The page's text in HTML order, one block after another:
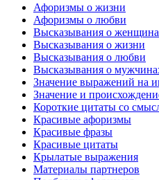
Афоризмы о жизни
Афоризмы о любви
Высказывания о
Высказывания о жизни
Высказывания о любви
Высказывания о
Значение выражений на
Значение и
Короткие цитаты со
Красивые афоризмы
Красивые фразы
Красивые цитаты
Крылатые выражения
Материалы партнеров